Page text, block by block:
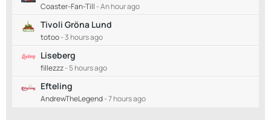
Coaster-Fan-Till -An hour ago
Tivoli Gröna Lund
totoo-3 hours ago
Liseberg
fillezzz-5 hours ago
Efteling
AndrewTheLegend-7 hours ago